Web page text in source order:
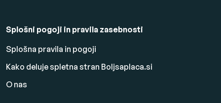
Splošni pogoji in pravila zasebnosti
Splošna pravila in pogoji
Kako deluje spletna stran Boljsaplaca.si
O nas